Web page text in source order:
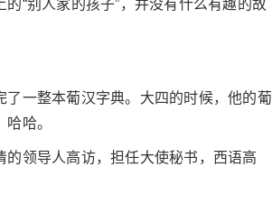
“别人家的孩子”，并没有什么有趣的故
一整本葡汉字典。大四的时候，他的葡
哈。
领导人高访，担任大使秘书，西语高